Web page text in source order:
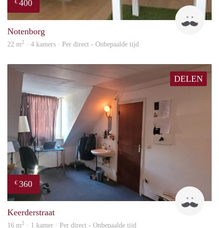
€ 400
Roel
Notenborg
22 m2 · 4 kamers · Per direct - Onbepaalde tijd
DELEN
€ 360
Keerderstraat
16 m2 · 1 kamer · Per direct - Onbepaalde tijd